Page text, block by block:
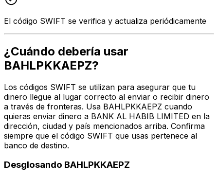
El código SWIFT se verifica y actualiza periódicamente
¿Cuándo debería usar
BAHLPKKAEPZ?
Los códigos SWIFT se utilizan para asegurar que tu
dinero llegue al lugar correcto al enviar o recibir dinero
a través de fronteras. Usa BAHLPKKAEPZ cuando
quieras enviar dinero a BANK AL HABIB LIMITED en la
dirección, ciudad y país mencionados arriba. Confirma
siempre que el código SWIFT que usas pertenece al
banco de destino.
Desglosando BAHLPKKAEPZ